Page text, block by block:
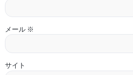
メール ※
サイト